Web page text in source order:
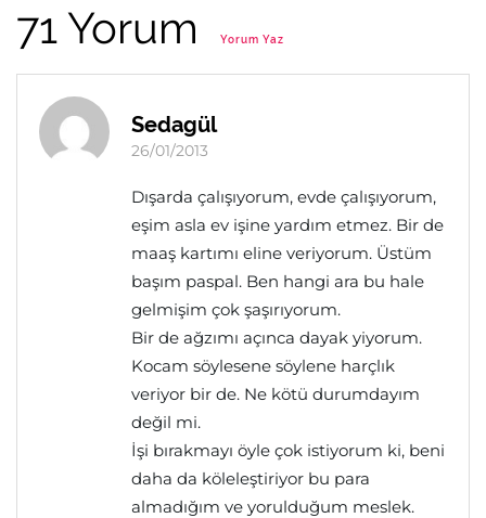
71 Yorum Yorum Yaz
Sedagül
26/01/2013
Dışarda çalışıyorum, evde çalışıyorum,
eşim asla ev işine yardım etmez. Bir de
maaş kartımı eline veriyorum. Üstüm
başım paspal. Ben hangi ara bu hale
gelmişim çok şaşırıyorum.
Bir de ağzımı açınca dayak yiyorum.
Kocam söylesene söylene harçlık
veriyor bir de. Ne kötü durumdayım
değil mi.
İşi bırakmayı öyle çok istiyorum ki, beni
daha da köleleştiriyor bu para
almadığım ve yorulduğum meslek.